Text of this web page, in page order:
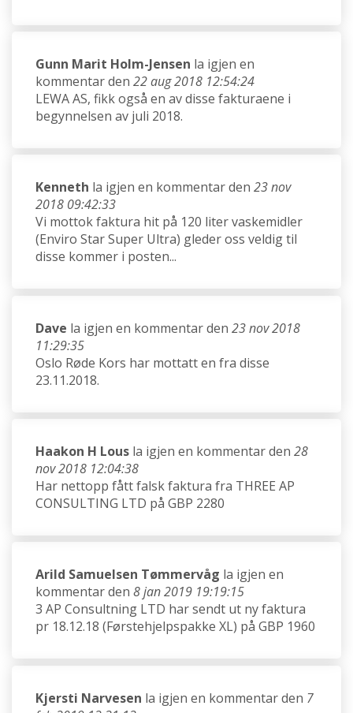
Gunn Marit Holm-Jensen la igjen en
kommentar den 22 aug 2018 12:54:24
LEWA AS, fikk også en av disse fakturaene i
begynnelsen av juli 2018.
Kenneth la igjen en kommentar den 23 nov
2018 09:42:33
Vi mottok faktura hit på 120 liter vaskemidler
(Enviro Star Super Ultra) gleder oss veldig til
disse kommer i posten...
Dave la igjen en kommentar den 23 nov 2018
11:29:35
Oslo Røde Kors har mottatt en fra disse
23.11.2018.
Haakon H Lous la igjen en kommentar den 28
nov 2018 12:04:38
Har nettopp fått falsk faktura fra THREE AP
CONSULTING LTD på GBP 2280
Arild Samuelsen Tømmervåg la igjen en
kommentar den 8 jan 2019 19:19:15
3 AP Consultning LTD har sendt ut ny faktura
pr 18.12.18 (Førstehjelpspakke XL) på GBP 1960
Kjersti Narvesen la igjen en kommentar den 7